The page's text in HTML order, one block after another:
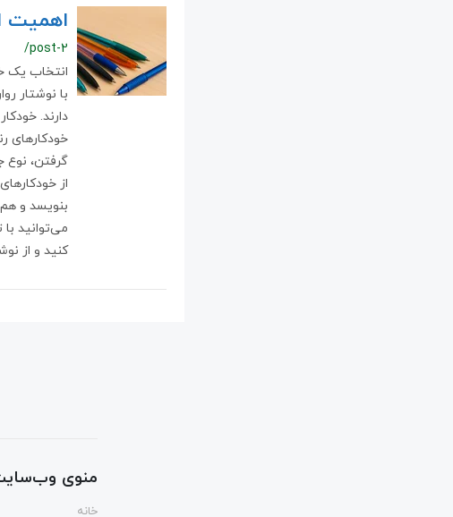
اهمیت
/post-2
انتخاب یک
با نوشتار
دارند.
خودکارهای
گرفتن،
از
بنویسد و
می‌توانید
کنید و از
منوی
خانه